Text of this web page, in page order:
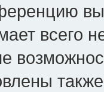
всего